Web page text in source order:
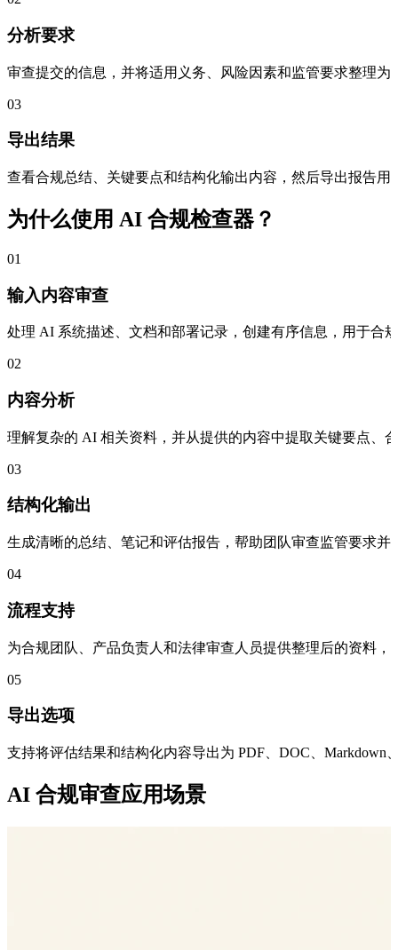
分析要求
审查提交的信息，并将适用义务、风险因素和监管要求整理为
03
导出结果
查看合规总结、关键要点和结构化输出内容，然后导出报告用
为什么使用 AI 合规检查器？
01
输入内容审查
处理 AI 系统描述、文档和部署记录，创建有序信息，用于合
02
内容分析
理解复杂的 AI 相关资料，并从提供的内容中提取关键要点、
03
结构化输出
生成清晰的总结、笔记和评估报告，帮助团队审查监管要求并
04
流程支持
为合规团队、产品负责人和法律审查人员提供整理后的资料，
05
导出选项
支持将评估结果和结构化内容导出为 PDF、DOC、Markdown
AI 合规审查应用场景